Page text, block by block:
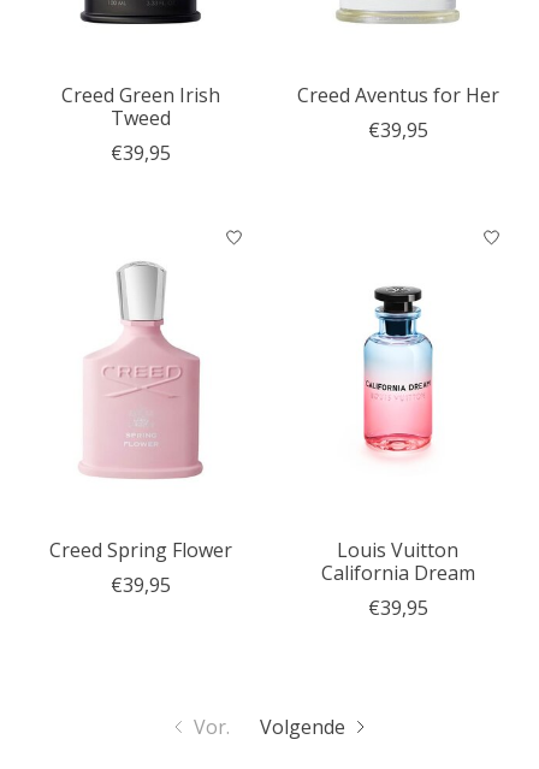
Creed Green Irish
Tweed
€39,95
Creed Aventus for Her
€39,95
Creed Spring Flower
€39,95
Louis Vuitton
California Dream
€39,95
Vor. Volgende